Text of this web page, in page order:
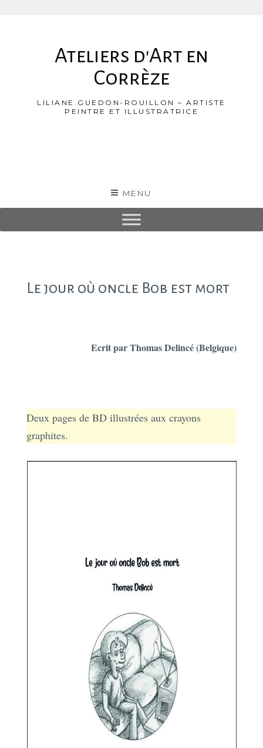
Ateliers d'Art en
Corrèze
LILIANE GUEDON-ROUILLON – ARTISTE
PEINTRE ET ILLUSTRATRICE
MENU
Le jour où oncle Bob est mort
Ecrit par Thomas Delincé (Belgique)
Deux pages de BD illustrées aux crayons
graphites.